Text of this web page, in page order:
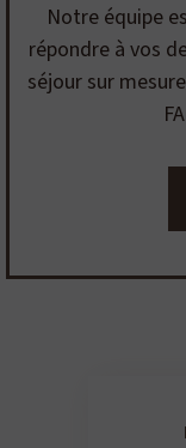
Notre équipe
répondre à vos
séjour sur